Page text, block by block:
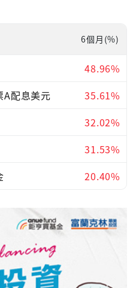
6個月(%)
48.96%
A配息美元
35.61%
32.02%
31.53%
20.40%